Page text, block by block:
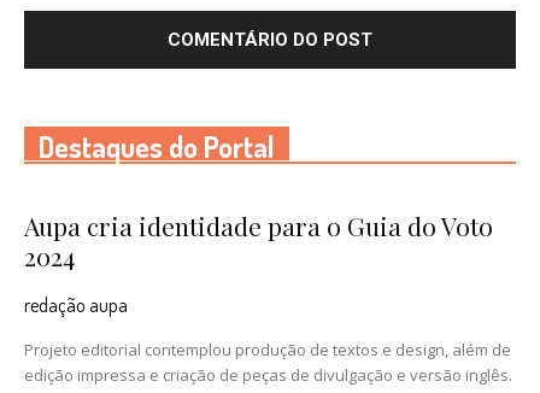
Destaques do Portal
Aupa cria identidade para o Guia do Voto
2024
redação aupa
Projeto editorial contemplou produção de textos e design, além de
edição impressa e criação de peças de divulgação e versão inglês.